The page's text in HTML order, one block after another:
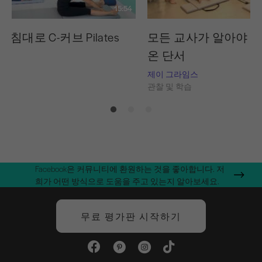
15:54
침대로 C-커브 Pilates
모든 교사가 알아야
온 단서
제이 그라임스
관찰 및 학습
Facebook은 커뮤니티에 환원하는 것을 좋아합니다. 저
희가 어떤 방식으로 도움을 주고 있는지 알아보세요.
무료 평가판 시작하기